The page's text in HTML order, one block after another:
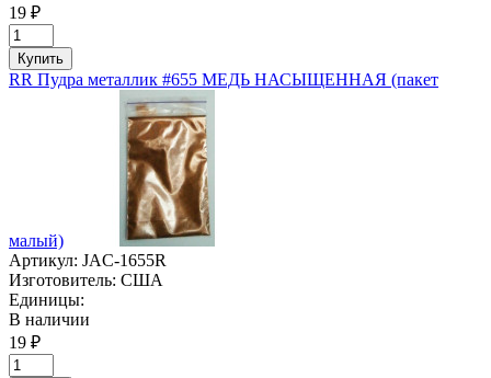
19 ₽
Купить
RR Пудра металлик #655 МЕДЬ НАСЫЩЕННАЯ (пакет
малый)
Артикул: JAC-1655R
Изготовитель: США
Единицы:
В наличии
19 ₽